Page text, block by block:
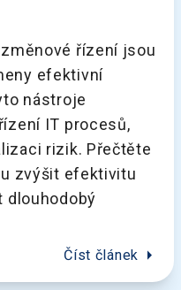
řízení jsou
efektivní
nástroje
IT procesů,
rizik. Přečtěte
zvýšit efektivitu
dlouhodobý
Číst článek arrow_right